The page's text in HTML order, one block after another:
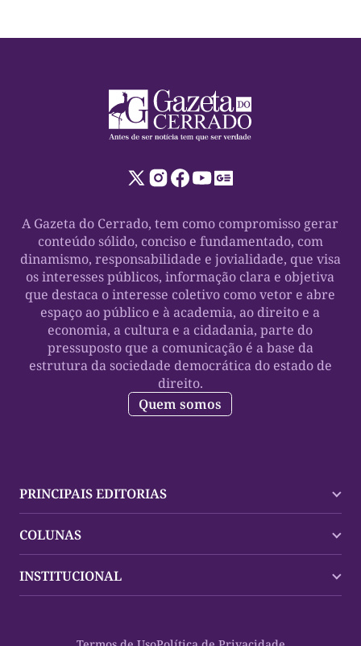
A Gazeta do Cerrado, tem como compromisso gerar
conteúdo sólido, conciso e fundamentado, com
dinamismo, responsabilidade e jovialidade, que visa
os interesses públicos, informação clara e objetiva
que destaca o interesse coletivo como vetor e abre
espaço ao público e à academia, ao direito e a
economia, a cultura e a cidadania, parte do
pressuposto que a comunicação é a base da
estrutura da sociedade democrática do estado de
direito.
Quem somos
PRINCIPAIS EDITORIAS
Palmas
Mundo
COLUNAS
Policial
INSTITUCIONAL